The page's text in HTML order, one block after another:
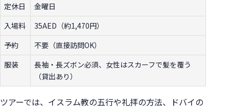
定休日
金曜日
入場料
35AED（約1,470円）
予約
不要（直接訪問OK）
服装
長袖・長ズボン必須、女性はスカーフで髪を覆う
（貸出あり）
ツアーでは、イスラム教の五行や礼拝の方法、ドバイの